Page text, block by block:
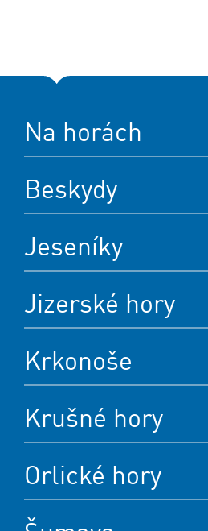
Na horách
Beskydy
Jeseníky
Jizerské hory
Krkonoše
Krušné hory
Orlické hory